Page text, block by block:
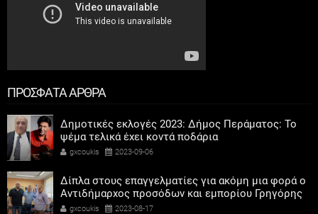
ΠΡΟΣΦΑΤΑ ΑΡΘΡΑ
Δημοτικές εκλογές 2023: Δήμος Περάματος: Το
ψέμα τελικά έχει κοντά ποδάρια
gxcoukis 2023-09-06
Δίπλα στους επαγγελματίες για ακόμη μια φορά ο
Αντιδήμαρχος προσόδων και εμπορίου Γρηγόρης
Καψοκόλης
gxcoukis 2023-08-17